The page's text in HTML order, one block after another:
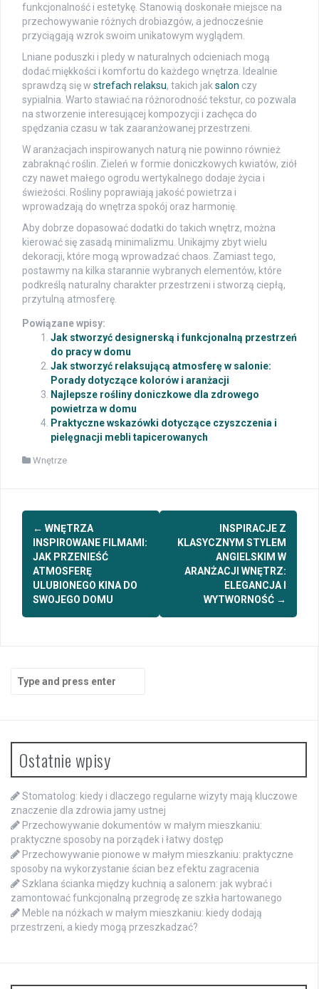
funkcjonalność i estetykę. Stanowią doskonałe miejsce na
przechowywanie różnych drobiazgów, a jednocześnie
przyciągają wzrok swoim unikatowym wyglądem.
Lniane poduszki i pledy w naturalnych odcieniach mogą
dodać miękkości i komfortu do każdego wnętrza. Idealnie
sprawdzą się w strefach relaksu, takich jak salon czy
sypialnia. Warto stawiać na różnorodność tekstur, co pozwala
na stworzenie interesującej kompozycji i zachęca do
spędzania czasu w tak zaaranżowanej przestrzeni.
W aranżacjach inspirowanych naturą nie powinno również
zabraknąć roślin. Zieleń w formie doniczkowych kwiatów, ziół
czy nawet małego ogrodu wertykalnego dodaje życia i
świeżości. Rośliny poprawiają jakość powietrza i
wprowadzają do wnętrza spokój oraz harmonię.
Aby dobrze dopasować dodatki do takich wnętrz, można
kierować się zasadą minimalizmu. Unikajmy zbyt wielu
dekoracji, które mogą wprowadzać chaos. Zamiast tego,
postawmy na kilka starannie wybranych elementów, które
podkreślą naturalny charakter przestrzeni i stworzą ciepłą,
przytulną atmosferę.
Powiązane wpisy:
Jak stworzyć designerską i funkcjonalną przestrzeń
do pracy w domu
Jak stworzyć relaksującą atmosferę w salonie:
Porady dotyczące kolorów i aranżacji
Najlepsze rośliny doniczkowe dla zdrowego
powietrza w domu
Praktyczne wskazówki dotyczące czyszczenia i
pielęgnacji mebli tapicerowanych
Wnętrze
Post
navigation
← WNĘTRZA
INSPIROWANE FILMAMI:
JAK PRZENIEŚĆ
ATMOSFERĘ
ULUBIONEGO KINA DO
SWOJEGO DOMU
INSPIRACJE Z
KLASYCZNYM STYLEM
ANGIELSKIM W
ARANŻACJI WNĘTRZ:
ELEGANCJA I
WYTWORNOŚĆ →
for:
Ostatnie wpisy
Stomatolog: kiedy i dlaczego regularne wizyty mają kluczowe
znaczenie dla zdrowia jamy ustnej
Przechowywanie dokumentów w małym mieszkaniu:
praktyczne sposoby na porządek i łatwy dostęp
Przechowywanie pionowe w małym mieszkaniu: praktyczne
sposoby na wykorzystanie ścian bez efektu zagracenia
Szklana ścianka między kuchnią a salonem: jak wybrać i
zamontować funkcjonalną przegrodę ze szkła hartowanego
Meble na nóżkach w małym mieszkaniu: kiedy dodają
przestrzeni, a kiedy mogą przeszkadzać?